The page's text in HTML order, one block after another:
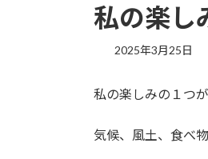
私の楽し
2025年3月25日
私の楽しみの１つ
気候、風土、食べ